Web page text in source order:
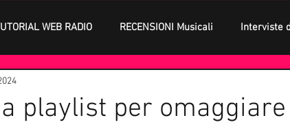
WEB RADIO RECENSIONI Musicali Interviste
MUSICA
playlist per